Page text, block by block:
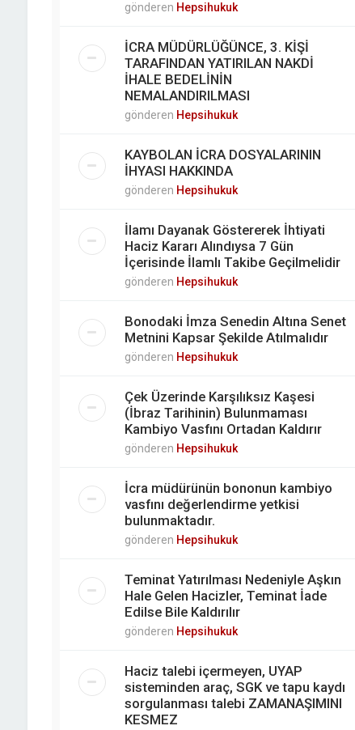
gönderen Hepsihukuk
İCRA MÜDÜRLÜĞÜNCE, 3. KİŞİ
TARAFINDAN YATIRILAN NAKDİ
İHALE BEDELİNİN
NEMALANDIRILMASI
gönderen Hepsihukuk
KAYBOLAN İCRA DOSYALARININ
İHYASI HAKKINDA
gönderen Hepsihukuk
İlamı Dayanak Göstererek İhtiyati
Haciz Kararı Alındıysa 7 Gün
İçerisinde İlamlı Takibe Geçilmelidir
gönderen Hepsihukuk
Bonodaki İmza Senedin Altına Senet
Metnini Kapsar Şekilde Atılmalıdır
gönderen Hepsihukuk
Çek Üzerinde Karşılıksız Kaşesi
(İbraz Tarihinin) Bulunmaması
Kambiyo Vasfını Ortadan Kaldırır
gönderen Hepsihukuk
İcra müdürünün bononun kambiyo
vasfını değerlendirme yetkisi
bulunmaktadır.
gönderen Hepsihukuk
Teminat Yatırılması Nedeniyle Aşkın
Hale Gelen Hacizler, Teminat İade
Edilse Bile Kaldırılır
gönderen Hepsihukuk
Haciz talebi içermeyen, UYAP
sisteminden araç, SGK ve tapu kaydı
sorgulanması talebi ZAMANAŞIMINI
KESMEZ